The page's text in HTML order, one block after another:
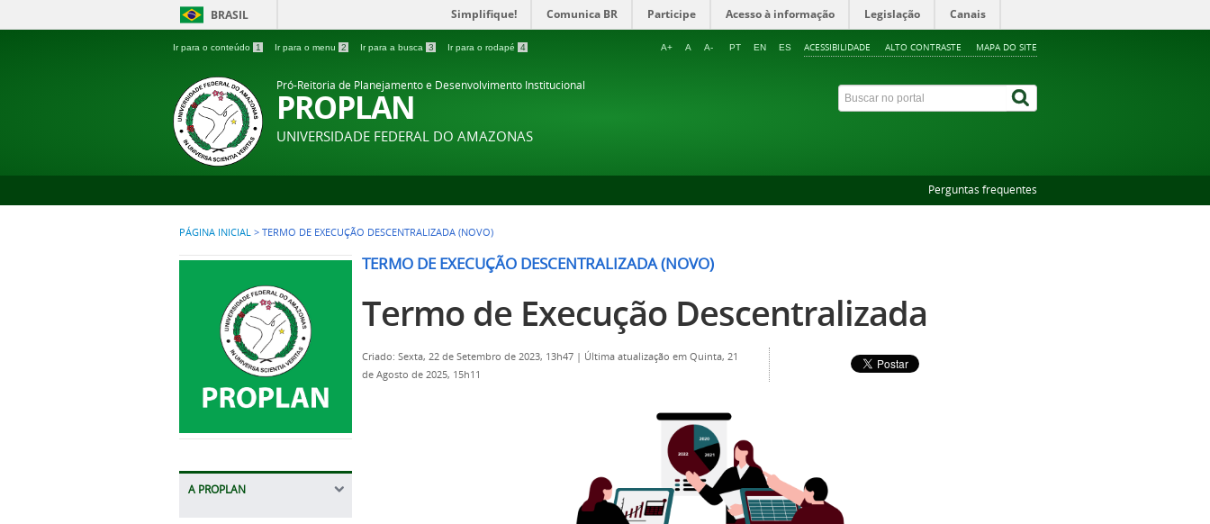
BRASIL Simplifique! Comunica BR Participe Acesso à informação Legislação Canais
Ir para o conteúdo 1 Ir para o menu 2 Ir para a busca 3 Ir para o rodapé 4 ACESSIBILIDADE ALTO CONTRASTE MAPA DO SITE
A+ A A- PT EN ES
Pró-Reitoria de Planejamento e Desenvolvimento Institucional
PROPLAN
UNIVERSIDADE FEDERAL DO AMAZONAS
Perguntas frequentes
PÁGINA INICIAL > TERMO DE EXECUÇÃO DESCENTRALIZADA (NOVO)
A PROPLAN
TERMO DE EXECUÇÃO DESCENTRALIZADA (NOVO)
Termo de Execução Descentralizada
Criado: Sexta, 22 de Setembro de 2023, 13h47 | Última atualização em Quinta, 21
de Agosto de 2025, 15h11